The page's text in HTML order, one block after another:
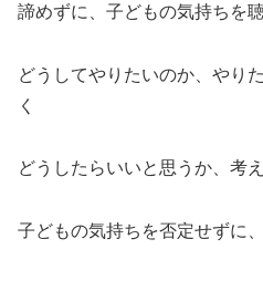
諦めずに、子どもの気持ちを聴
どうしてやりたいのか、やり
く
どうしたらいいと思うか、考
子どもの気持ちを否定せずに